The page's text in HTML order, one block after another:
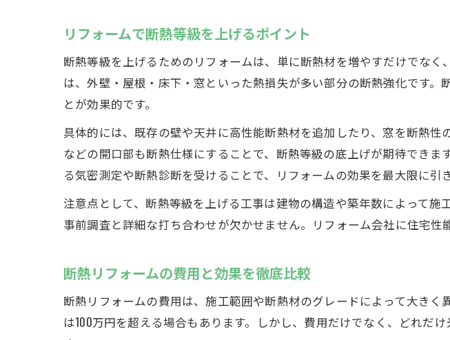
リフォームで断熱等級を上げるポイント
断熱等級を上げるためのリフォームは、単に断熱材を増やすだけでな
は、外壁・屋根・床下・窓といった熱損失が多い部分の断熱強化です
とが効果的です。
具体的には、既存の壁や天井に高性能断熱材を追加したり、窓を断熱
などの開口部も断熱仕様にすることで、断熱等級の底上げが期待でき
る気密測定や断熱診断を受けることで、リフォームの効果を最大限に引
注意点として、断熱等級を上げる工事は建物の構造や築年数によって
事前調査と詳細な打ち合わせが欠かせません。リフォーム会社に住宅
断熱リフォームの費用と効果を徹底比較
断熱リフォームの費用は、施工範囲や断熱材のグレードによって大き
は100万円を超える場合もあります。しかし、費用だけでなく、どれだ